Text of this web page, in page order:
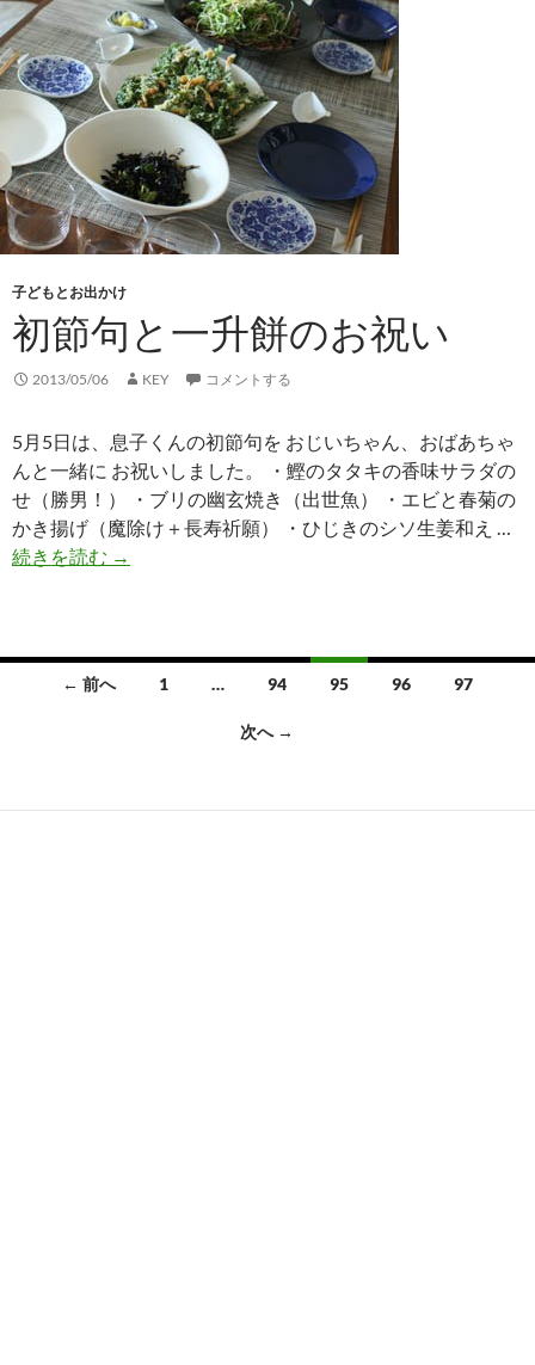
子どもとお出かけ
初節句と一升餅のお祝い
2013/05/06 KEY コメントする
5月5日は、息子くんの初節句を おじいちゃん、おばあちゃ
んと一緒に お祝いしました。 ・鰹のタタキの香味サラダの
せ（勝男！） ・ブリの幽玄焼き（出世魚） ・エビと春菊の
かき揚げ（魔除け＋長寿祈願） ・ひじきのシソ生姜和え …
続きを読む 初
一
祝
→
ビ
← 前へ 1 … 94 95 96 97
次へ →